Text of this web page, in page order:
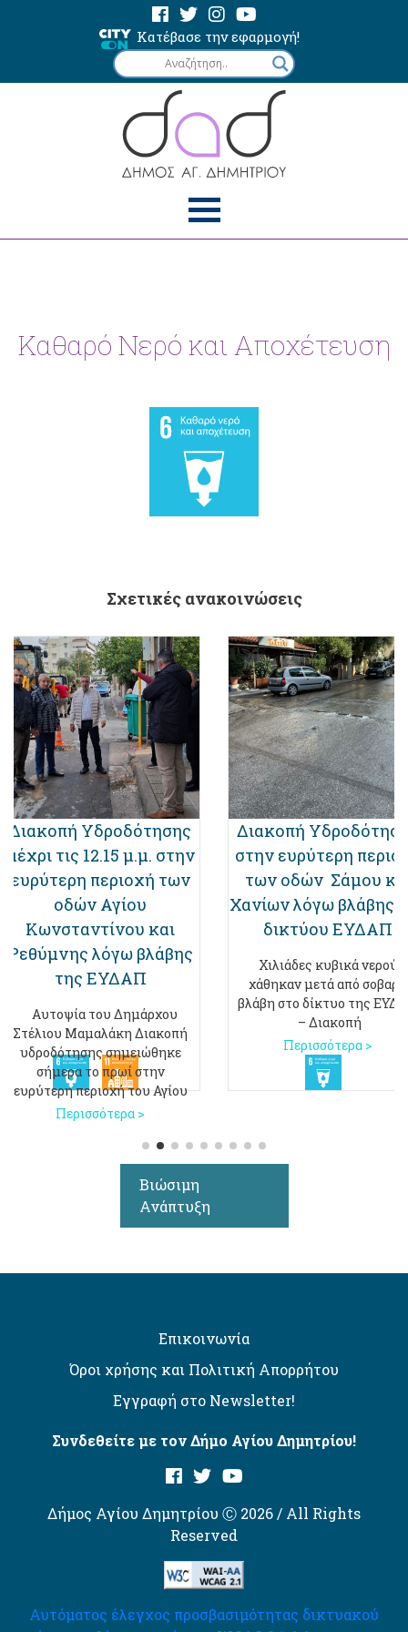
Κατέβασε την εφαρμογή!
Καθαρό Νερό και Αποχέτευση
Σχετικές ανακοινώσεις
Διακοπή Υδροδότησης
μέχρι τις 12.15 μ.μ. στην
ευρύτερη περιοχή των
οδών Αγίου
Κωνσταντίνου και
Ρεθύμνης λόγω βλάβης
της ΕΥΔΑΠ
Αυτοψία του Δημάρχου
Στέλιου Μαμαλάκη Διακοπή
υδροδότησης σημειώθηκε
σήμερα το πρωί στην
ευρύτερη περιοχή του Αγίου
Περισσότερα >
Διακοπή
στην ευρύτερη
των οδών Σάμου
Χανίων λόγω βλάβης
δικτύου ΕΥΔΑΠ
Χιλιάδες κυβικά νερού
χάθηκαν μετά από σοβαρή
βλάβη στο δίκτυο της
– Διακοπή
Περισσότερα >
Βιώσιμη
Ανάπτυξη
Επικοινωνία
Όροι χρήσης και Πολιτική Απορρήτου
Εγγραφή στο Newsletter!
Συνδεθείτε με τον Δήμο Αγίου Δημητρίου!
Δήμος Αγίου Δημητρίου Ⓒ 2026 / All Rights
Reserved
Αυτόματος έλεγχος προσβασιμότητας δικτυακού